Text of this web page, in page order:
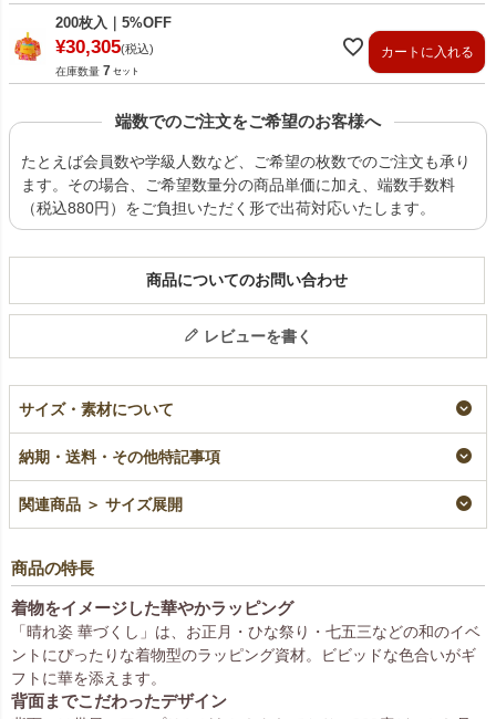
200枚入｜5%OFF
¥30,305 税込
在庫数量 7
カートに入れる
端数でのご注文をご希望のお客様へ
たとえば会員数や学級人数など、ご希望の枚数でのご注文も承り
ます。その場合、ご希望数量分の商品単価に加え、端数手数料
（税込880円）をご負担いただく形で出荷対応いたします。
商品についてのお問い合わせ
レビューを書く
サイズ・素材について
納期・送料・その他特記事項
関連商品 ＞ サイズ展開
商品の特長
着物をイメージした華やかラッピング
「晴れ姿 華づくし」は、お正月・ひな祭り・七五三などの和のイベ
ントにぴったりな着物型のラッピング資材。ビビッドな色合いがギ
フトに華を添えます。
背面までこだわったデザイン